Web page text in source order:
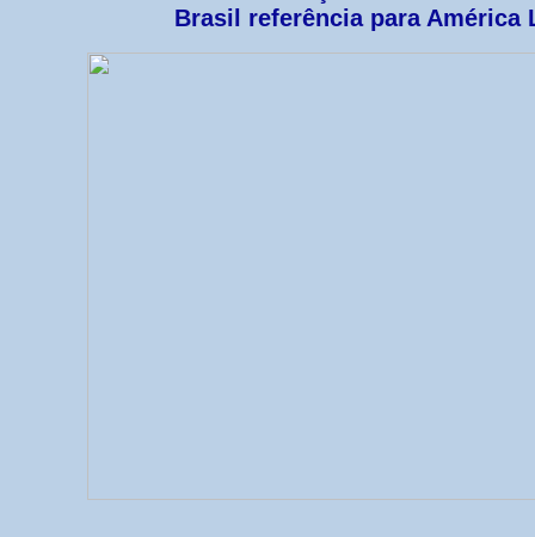
Brasil referência para América